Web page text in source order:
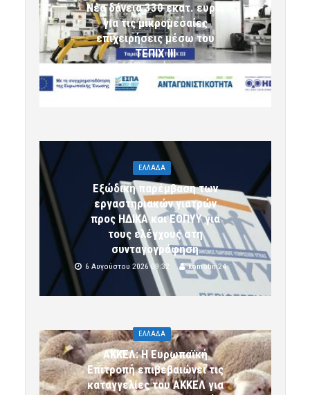
Νέα δάνεια 330 εκατ. ευρώ
για τις μικρομεσαίες
επιχειρήσεις μέσω του
ΤΕΠΙΧ ΙΙΙ
ΕΛΛΑΔΑ
Εξώδικη παρέμβαση των
εργαστηριακών γιατρών
προς ΗΔΙΚΑ και ΕΟΠΥΥ για
τους ελέγχους στη
συνταγογράφηση
6 Αυγούστου 2026 09:32 komotini24
ΕΛΛΑΔΑ
ΑΚΚΕΛ: Η Ευρωπαϊκή
Επιτροπή επιβεβαιώνει τις
καταγγελίες του ΑΚΚΕΛ για